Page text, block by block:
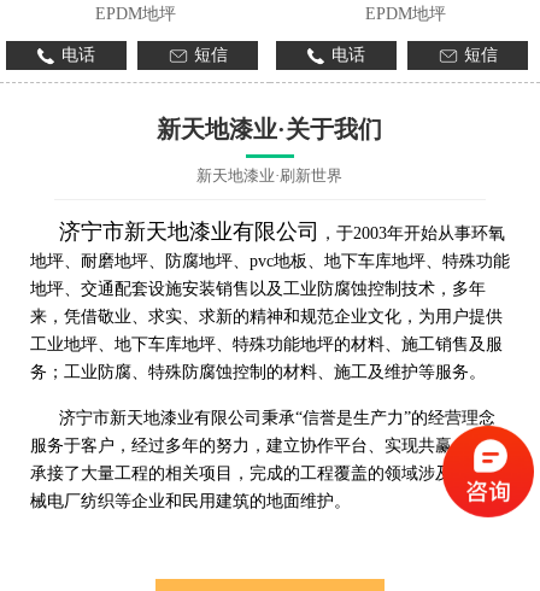
EPDM地坪
电话 短信
EPDM地坪
电话 短信
新天地漆业·关于我们
新天地漆业·刷新世界
济宁市新天地漆业有限公司
，于2003年开始从事环氧
地坪、耐磨地坪、防腐地坪、pvc地板、地下车库地坪、特殊功能
地坪、交通配套设施安装销售以及工业防腐蚀控制技术，多年
来，凭借敬业、求实、求新的精神和规范企业文化，为用户提供
工业地坪、地下车库地坪、特殊功能地坪的材料、施工销售及服
务；工业防腐、特殊防腐蚀控制的材料、施工及维护等服务。
济宁市新天地漆业有限公司秉承“信誉是生产力”的经营理念
服务于客户，经过多年的努力，建立协作平台、实现共赢，先后
承接了大量工程的相关项目，完成的工程覆盖的领域涉及工程机
械电厂纺织等企业和民用建筑的地面维护。